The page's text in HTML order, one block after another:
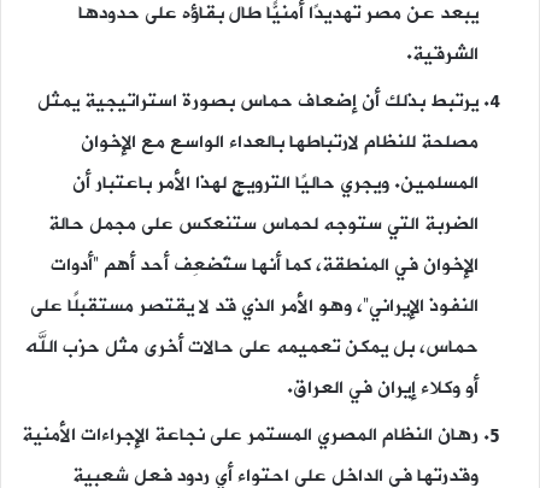
يبعد عن مصر تهديدًا أمنيًّا طال بقاؤه على حدودها
الشرقية.
يرتبط بذلك أن إضعاف حماس بصورة استراتيجية يمثل
مصلحة للنظام لارتباطها بالعداء الواسع مع الإخوان
المسلمين. ويجري حاليًا الترويج لهذا الأمر باعتبار أن
الضربة التي ستوجه لحماس ستنعكس على مجمل حالة
الإخوان في المنطقة، كما أنها ستُضعِف أحد أهم “أدوات
النفوذ الإيراني”، وهو الأمر الذي قد لا يقتصر مستقبلًا على
حماس، بل يمكن تعميمه على حالات أخرى مثل حزب الله
أو وكلاء إيران في العراق.
رهان النظام المصري المستمر على نجاعة الإجراءات الأمنية
وقدرتها في الداخل على احتواء أي ردود فعل شعبية